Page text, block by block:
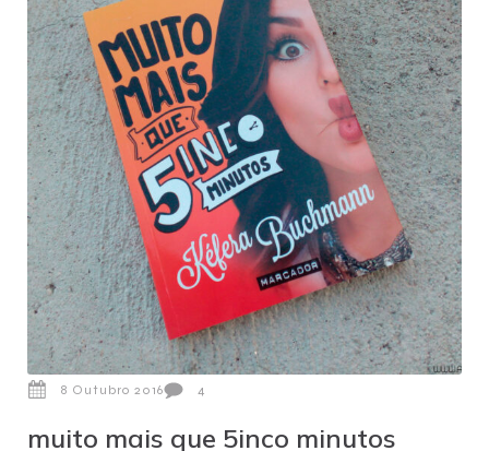
8 Outubro 2016 4
muito mais que 5inco minutos